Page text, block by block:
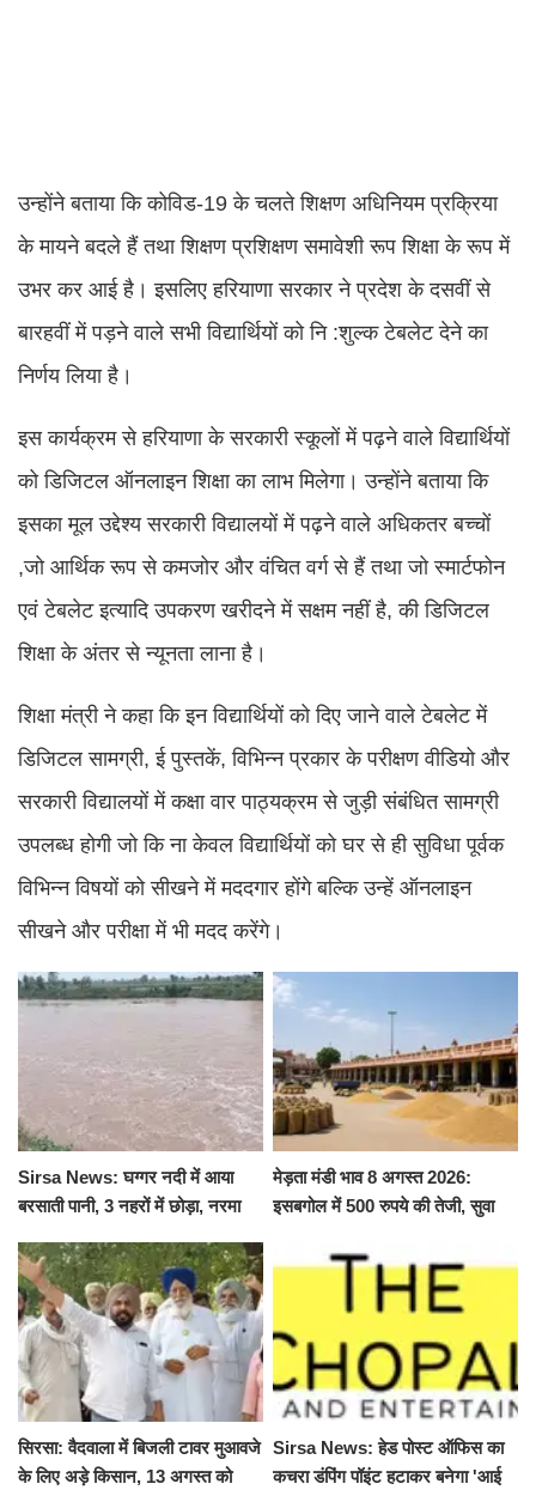
उन्होंने बताया कि कोविड-19 के चलते शिक्षण अधिनियम प्रक्रिया
के मायने बदले हैं तथा शिक्षण प्रशिक्षण समावेशी रूप शिक्षा के रूप में
उभर कर आई है। इसलिए हरियाणा सरकार ने प्रदेश के दसवीं से
बारहवीं में पड़ने वाले सभी विद्यार्थियों को नि :शुल्क टेबलेट देने का
निर्णय लिया है।
इस कार्यक्रम से हरियाणा के सरकारी स्कूलों में पढ़ने वाले विद्यार्थियों
को डिजिटल ऑनलाइन शिक्षा का लाभ मिलेगा। उन्होंने बताया कि
इसका मूल उद्देश्य सरकारी विद्यालयों में पढ़ने वाले अधिकतर बच्चों
,जो आर्थिक रूप से कमजोर और वंचित वर्ग से हैं तथा जो स्मार्टफोन
एवं टेबलेट इत्यादि उपकरण खरीदने में सक्षम नहीं है, की डिजिटल
शिक्षा के अंतर से न्यूनता लाना है।
शिक्षा मंत्री ने कहा कि इन विद्यार्थियों को दिए जाने वाले टेबलेट में
डिजिटल सामग्री, ई पुस्तकें, विभिन्न प्रकार के परीक्षण वीडियो और
सरकारी विद्यालयों में कक्षा वार पाठ्यक्रम से जुड़ी संबंधित सामग्री
उपलब्ध होगी जो कि ना केवल विद्यार्थियों को घर से ही सुविधा पूर्वक
विभिन्न विषयों को सीखने में मददगार होंगे बल्कि उन्हें ऑनलाइन
सीखने और परीक्षा में भी मदद करेंगे।
Sirsa News: घग्गर नदी में आया
बरसाती पानी, 3 नहरों में छोड़ा, नरमा
मेड़ता मंडी भाव 8 अगस्त 2026:
इसबगोल में 500 रुपये की तेजी, सुवा
सिरसा: वैदवाला में बिजली टावर मुआवजे
के लिए अड़े किसान, 13 अगस्त को
Sirsa News: हेड पोस्ट ऑफिस का
कचरा डंपिंग पॉइंट हटाकर बनेगा 'आई